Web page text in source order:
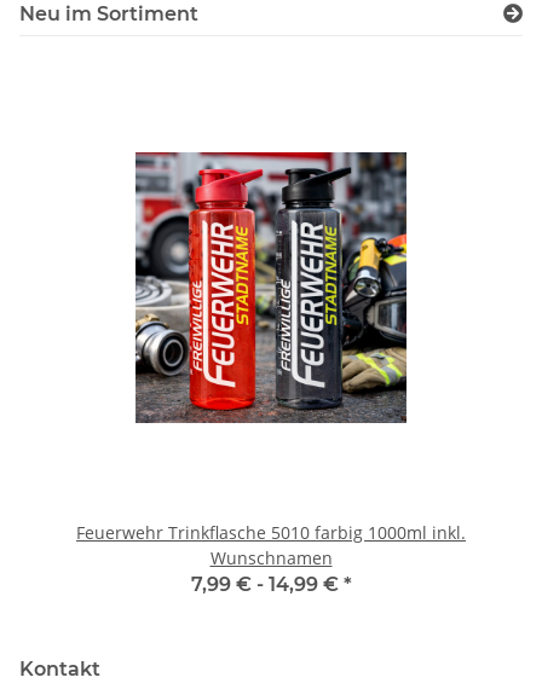
Neu im Sortiment
Feuerwehr Trinkflasche 5010 farbig 1000ml inkl.
Wunschnamen
7,99 € - 14,99 € *
Kontakt